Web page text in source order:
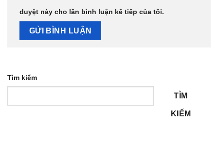
duyệt này cho lần bình luận kế tiếp của tôi.
Tìm kiếm
TÌM
KIẾM